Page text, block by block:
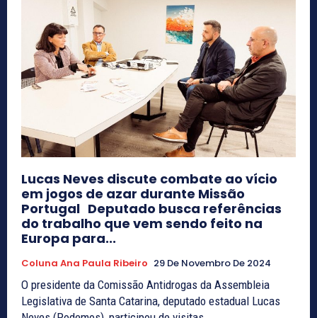
Lucas Neves discute combate ao vício
em jogos de azar durante Missão
Portugal Deputado busca referências
do trabalho que vem sendo feito na
Europa para...
Coluna Ana Paula Ribeiro 29 De Novembro De 2024
O presidente da Comissão Antidrogas da Assembleia
Legislativa de Santa Catarina, deputado estadual Lucas